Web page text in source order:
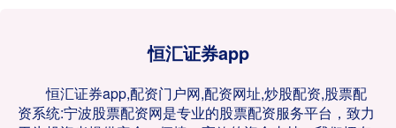
恒汇证券app
恒汇证券app,配资门户网,配资网址,炒股配资,股票配
资系统:宁波股票配资网是专业的股票配资服务平台，致力